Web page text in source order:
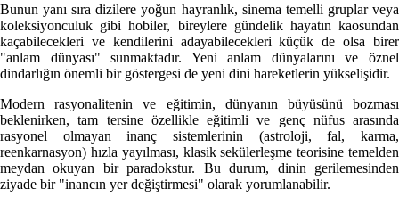
Bunun yanı sıra dizilere yoğun hayranlık, sinema temelli gruplar veya
koleksiyonculuk gibi hobiler, bireylere gündelik hayatın kaosundan
kaçabilecekleri ve kendilerini adayabilecekleri küçük de olsa birer
"anlam dünyası" sunmaktadır. Yeni anlam dünyalarını ve öznel
dindarlığın önemli bir göstergesi de yeni dini hareketlerin yükselişidir.
Modern rasyonalitenin ve eğitimin, dünyanın büyüsünü bozması
beklenirken, tam tersine özellikle eğitimli ve genç nüfus arasında
rasyonel olmayan inanç sistemlerinin (astroloji, fal, karma,
reenkarnasyon) hızla yayılması, klasik sekülerleşme teorisine temelden
meydan okuyan bir paradokstur. Bu durum, dinin gerilemesinden
ziyade bir "inancın yer değiştirmesi" olarak yorumlanabilir.